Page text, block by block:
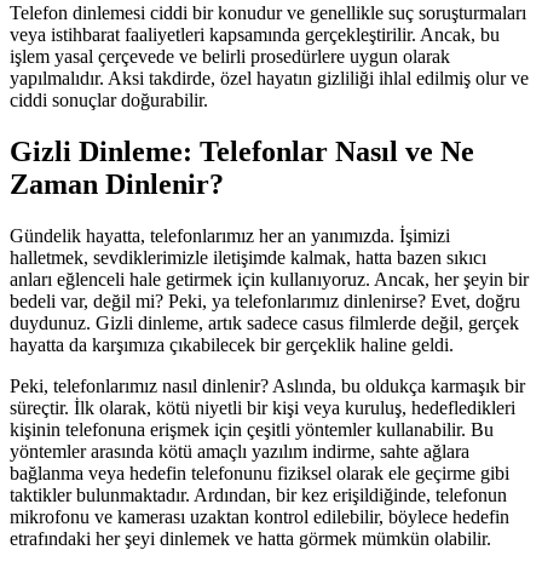
Telefon dinlemesi ciddi bir konudur ve genellikle suç soruşturmaları
veya istihbarat faaliyetleri kapsamında gerçekleştirilir. Ancak, bu
işlem yasal çerçevede ve belirli prosedürlere uygun olarak
yapılmalıdır. Aksi takdirde, özel hayatın gizliliği ihlal edilmiş olur ve
ciddi sonuçlar doğurabilir.
Gizli Dinleme: Telefonlar Nasıl ve Ne
Zaman Dinlenir?
Gündelik hayatta, telefonlarımız her an yanımızda. İşimizi
halletmek, sevdiklerimizle iletişimde kalmak, hatta bazen sıkıcı
anları eğlenceli hale getirmek için kullanıyoruz. Ancak, her şeyin bir
bedeli var, değil mi? Peki, ya telefonlarımız dinlenirse? Evet, doğru
duydunuz. Gizli dinleme, artık sadece casus filmlerde değil, gerçek
hayatta da karşımıza çıkabilecek bir gerçeklik haline geldi.
Peki, telefonlarımız nasıl dinlenir? Aslında, bu oldukça karmaşık bir
süreçtir. İlk olarak, kötü niyetli bir kişi veya kuruluş, hedefledikleri
kişinin telefonuna erişmek için çeşitli yöntemler kullanabilir. Bu
yöntemler arasında kötü amaçlı yazılım indirme, sahte ağlara
bağlanma veya hedefin telefonunu fiziksel olarak ele geçirme gibi
taktikler bulunmaktadır. Ardından, bir kez erişildiğinde, telefonun
mikrofonu ve kamerası uzaktan kontrol edilebilir, böylece hedefin
etrafındaki her şeyi dinlemek ve hatta görmek mümkün olabilir.